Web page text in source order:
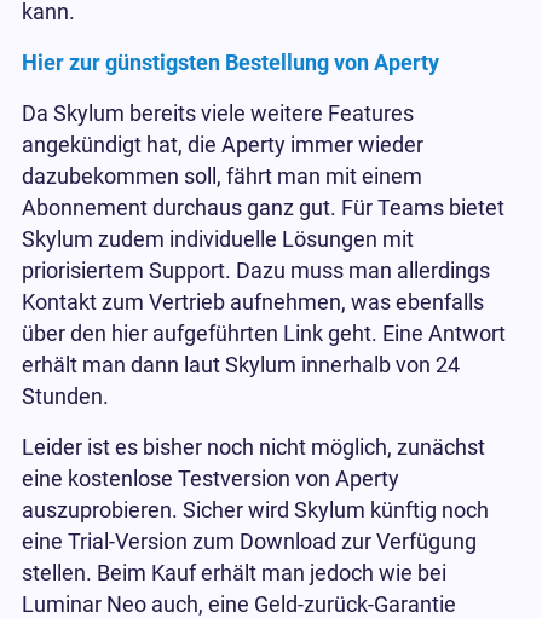
kann.
Hier zur günstigsten Bestellung von Aperty
Da Skylum bereits viele weitere Features
angekündigt hat, die Aperty immer wieder
dazubekommen soll, fährt man mit einem
Abonnement durchaus ganz gut. Für Teams bietet
Skylum zudem individuelle Lösungen mit
priorisiertem Support. Dazu muss man allerdings
Kontakt zum Vertrieb aufnehmen, was ebenfalls
über den hier aufgeführten Link geht. Eine Antwort
erhält man dann laut Skylum innerhalb von 24
Stunden.
Leider ist es bisher noch nicht möglich, zunächst
eine kostenlose Testversion von Aperty
auszuprobieren. Sicher wird Skylum künftig noch
eine Trial-Version zum Download zur Verfügung
stellen. Beim Kauf erhält man jedoch wie bei
Luminar Neo auch, eine Geld-zurück-Garantie